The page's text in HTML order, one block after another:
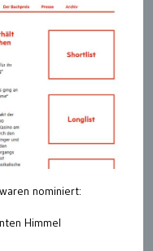
nominiert:
Himmel